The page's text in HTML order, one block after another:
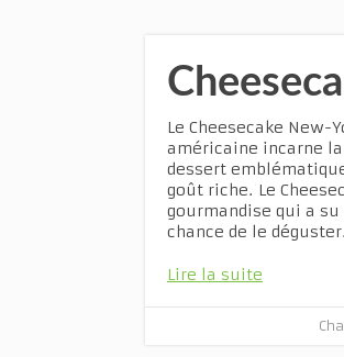
Le Cheesecake
américaine incarne
dessert
goût riche. Le
gourmandise qui a
chance de le
Lire la suite